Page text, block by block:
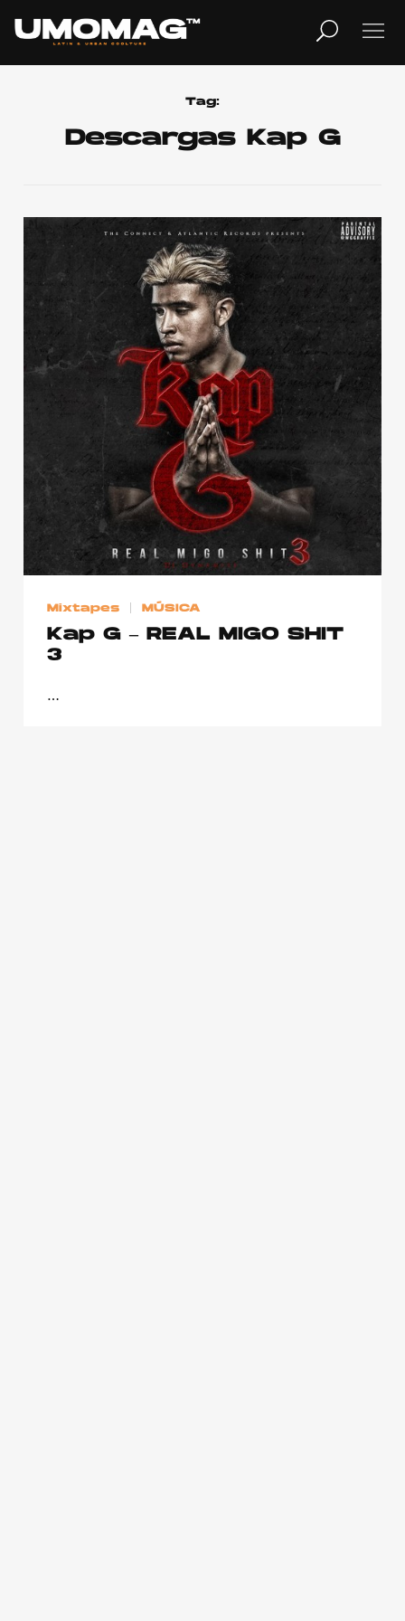
Home
Cover Story
Publicidad
Contacto
Aviso Legal
© 2015-2022 UMOMAG. PROPIEDAD DE UMO agency. TODOS LOS
DERECHOS RESERVADOS.
Tag:
Descargas Kap G
Mixtapes MÚSICA
Kap G – REAL MIGO SHIT
3
…